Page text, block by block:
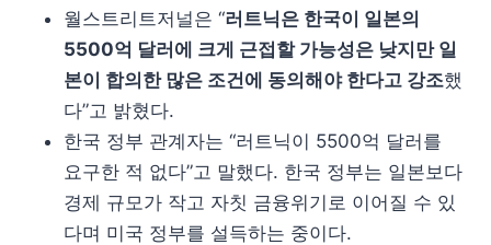
월스트리트저널은 “러트닉은 한국이 일본의
5500억 달러에 크게 근접할 가능성은 낮지만 일
본이 합의한 많은 조건에 동의해야 한다고 강조했
다”고 밝혔다.
한국 정부 관계자는 “러트닉이 5500억 달러를
요구한 적 없다”고 말했다. 한국 정부는 일본보다
경제 규모가 작고 자칫 금융위기로 이어질 수 있
다며 미국 정부를 설득하는 중이다.